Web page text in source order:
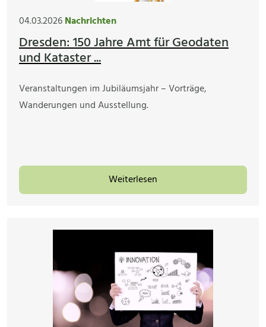
04.03.2026Nachrichten
Dresden: 150 Jahre Amt für Geodaten
und Kataster ...
Veranstaltungen im Jubiläumsjahr – Vorträge,
Wanderungen und Ausstellung.
Weiterlesen